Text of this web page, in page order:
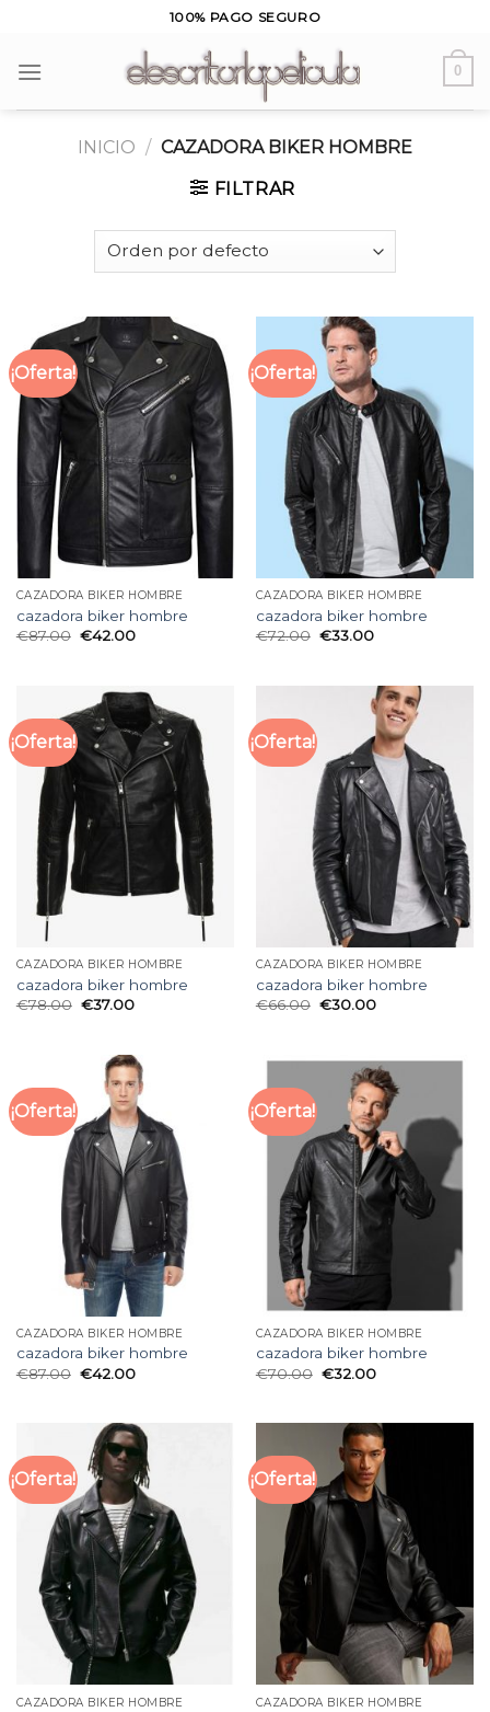
content
100% PAGO SEGURO
0
INICIO / CAZADORA BIKER HOMBRE
FILTRAR
¡Oferta!
CAZADORA BIKER HOMBRE
cazadora biker hombre
€87.00 €42.00
¡Oferta!
CAZADORA BIKER HOMBRE
cazadora biker hombre
€72.00 €33.00
¡Oferta!
CAZADORA BIKER HOMBRE
cazadora biker hombre
€78.00 €37.00
¡Oferta!
CAZADORA BIKER HOMBRE
cazadora biker hombre
€66.00 €30.00
¡Oferta!
CAZADORA BIKER HOMBRE
cazadora biker hombre
€87.00 €42.00
¡Oferta!
CAZADORA BIKER HOMBRE
cazadora biker hombre
€70.00 €32.00
¡Oferta!
CAZADORA BIKER HOMBRE
¡Oferta!
CAZADORA BIKER HOMBRE